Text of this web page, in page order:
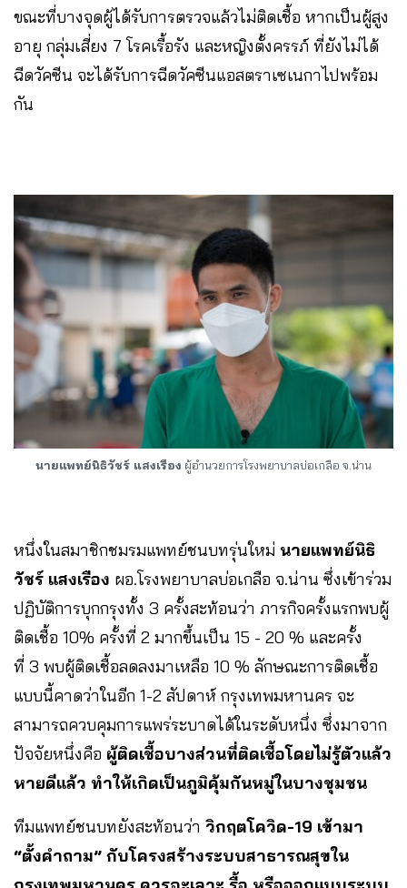
ขณะที่บางจุดผู้ได้รับการตรวจแล้วไม่ติดเชื้อ หากเป็นผู้สูง
อายุ กลุ่มเสี่ยง 7 โรคเรื้อรัง และหญิงตั้งครรภ์ ที่ยังไม่ได้
ฉีดวัคซีน จะได้รับการฉีดวัคซีนแอสตราเซเนกาไปพร้อม
กัน
นายแพทย์นิธิวัชร์​ แสงเรือง ผู้อำนวยการโรงพยาบาล​บ่อเกลือ​ จ.น่าน
หนึ่งในสมาชิกชมรมแพทย์ชนบทรุ่นใหม่​ นายแพทย์นิธิ
วัชร์​ แสงเรือง ผอ.โรงพยาบาล​บ่อเกลือ​ จ.น่าน​ ซึ่งเข้าร่วม
ปฏิบัติการบุกกรุงทั้ง 3 ครั้งสะท้อนว่า ภารกิจครั้งแรกพบผู้
ติดเชื้อ 10% ครั้งที่ 2 มากขึ้นเป็น 15​ -​ 20 % และครั้ง
ที่ 3 พบผู้ติดเชื้อลดลงมาเหลือ 10 % ลักษณะการติดเชื้อ
แบบนี้คาดว่าในอีก 1-2 สัปดาห์ กรุงเทพมหานคร​ จะ
สามารถควบคุมการแพร่ระบาดได้ในระดับหนึ่ง ซึ่งมาจาก
ปัจจัยหนึ่งคือ ผู้ติดเชื้อบางส่วนที่ติดเชื้อโดยไม่รู้ตัวแล้ว
หายดีแล้ว​ ทำให้เกิดเป็นภูมิคุ้มกันหมู่ในบางชุมชน
ทีมแพทย์ชนบทยังสะท้อนว่า วิกฤตโควิด-19 เข้ามา
“ตั้งคำถาม” กับโครงสร้างระบบสาธารณสุขใน